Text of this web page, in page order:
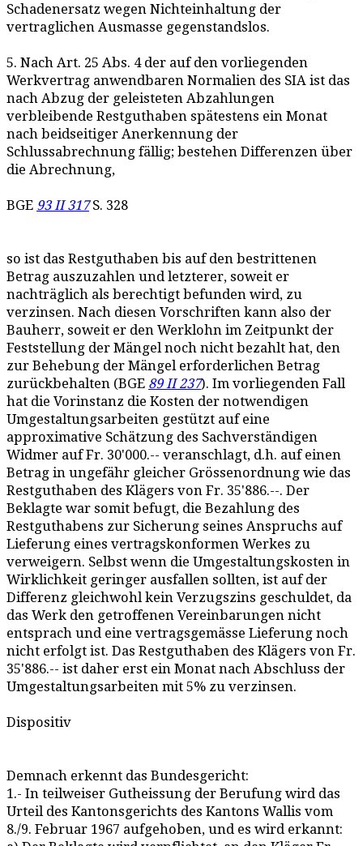
Schadenersatz wegen Nichteinhaltung der
vertraglichen Ausmasse gegenstandslos.
5. Nach Art. 25 Abs. 4 der auf den vorliegenden
Werkvertrag anwendbaren Normalien des SIA ist das
nach Abzug der geleisteten Abzahlungen
verbleibende Restguthaben spätestens ein Monat
nach beidseitiger Anerkennung der
Schlussabrechnung fällig; bestehen Differenzen über
die Abrechnung,
BGE 93 II 317S. 328
so ist das Restguthaben bis auf den bestrittenen
Betrag auszuzahlen und letzterer, soweit er
nachträglich als berechtigt befunden wird, zu
verzinsen. Nach diesen Vorschriften kann also der
Bauherr, soweit er den Werklohn im Zeitpunkt der
Feststellung der Mängel noch nicht bezahlt hat, den
zur Behebung der Mängel erforderlichen Betrag
zurückbehalten (BGE 89 II 237). Im vorliegenden Fall
hat die Vorinstanz die Kosten der notwendigen
Umgestaltungsarbeiten gestützt auf eine
approximative Schätzung des Sachverständigen
Widmer auf Fr. 30'000.-- veranschlagt, d.h. auf einen
Betrag in ungefähr gleicher Grössenordnung wie das
Restguthaben des Klägers von Fr. 35'886.--. Der
Beklagte war somit befugt, die Bezahlung des
Restguthabens zur Sicherung seines Anspruchs auf
Lieferung eines vertragskonformen Werkes zu
verweigern. Selbst wenn die Umgestaltungskosten in
Wirklichkeit geringer ausfallen sollten, ist auf der
Differenz gleichwohl kein Verzugszins geschuldet, da
das Werk den getroffenen Vereinbarungen nicht
entsprach und eine vertragsgemässe Lieferung noch
nicht erfolgt ist. Das Restguthaben des Klägers von Fr.
35'886.-- ist daher erst ein Monat nach Abschluss der
Umgestaltungsarbeiten mit 5% zu verzinsen.
Dispositiv
Demnach erkennt das Bundesgericht:
1.- In teilweiser Gutheissung der Berufung wird das
Urteil des Kantonsgerichts des Kantons Wallis vom
8./9. Februar 1967 aufgehoben, und es wird erkannt: